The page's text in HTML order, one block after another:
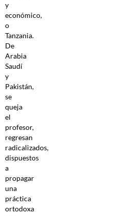
y
económico,
o
Tanzania.
De
Arabia
Saudí
y
Pakistán,
se
queja
el
profesor,
regresan
radicalizados,
dispuestos
a
propagar
una
práctica
ortodoxa